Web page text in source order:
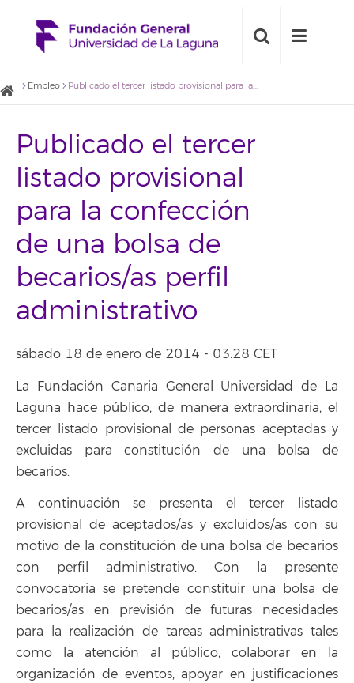
Empleo Publicado el tercer listado provisional para la confección de una bolsa de becarios/as perfil administrativo
Publicado el tercer
listado provisional
para la confección
de una bolsa de
becarios/as perfil
administrativo
sábado 18 de enero de 2014 - 03:28 CET
La Fundación Canaria General Universidad de La
Laguna hace público, de manera extraordinaria, el
tercer listado provisional de personas aceptadas y
excluidas para constitución de una bolsa de
becarios.
A continuación se presenta el tercer listado
provisional de aceptados/as y excluidos/as con su
motivo de la constitución de una bolsa de becarios
con perfil administrativo. Con la presente
convocatoria se pretende constituir una bolsa de
becarios/as en previsión de futuras necesidades
para la realización de tareas administrativas tales
como la atención al público, colaborar en la
organización de eventos, apoyar en justificaciones